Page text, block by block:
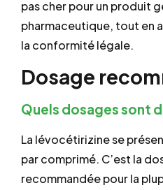
pas cher pour un produit
pharmaceutique, tout en
la conformité légale.
Dosage
Quels dosages sont
La lévocétirizine se
par comprimé. C’est la
recommandée pour la